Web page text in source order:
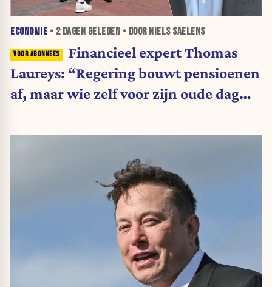
ECONOMIE • 2 DAGEN GELEDEN • DOOR NIELS SAELENS
Financieel expert Thomas
Laureys: “Regering bouwt pensioenen
af, maar wie zelf voor zijn oude dag